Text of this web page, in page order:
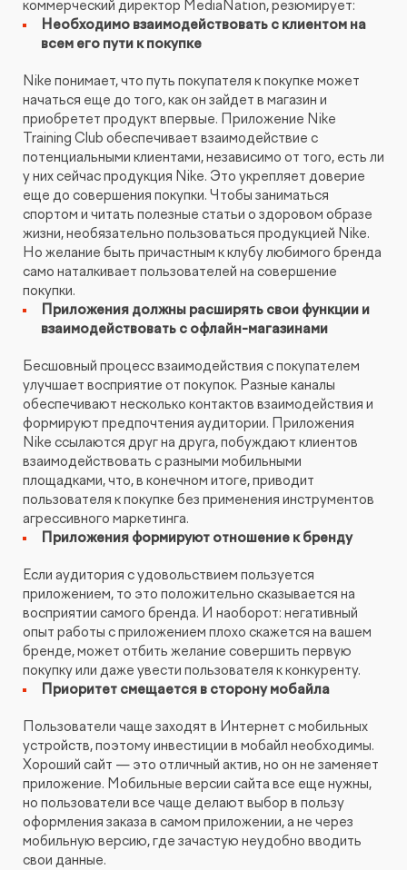
коммерческий директор MediaNation, резюмирует:
Необходимо взаимодействовать с клиентом на
всем его пути к покупке
Nike понимает, что путь покупателя к покупке может
начаться еще до того, как он зайдет в магазин и
приобретет продукт впервые. Приложение Nike
Training Club обеспечивает взаимодействие с
потенциальными клиентами, независимо от того, есть ли
у них сейчас продукция Nike. Это укрепляет доверие
еще до совершения покупки. Чтобы заниматься
спортом и читать полезные статьи о здоровом образе
жизни, необязательно пользоваться продукцией Nike.
Но желание быть причастным к клубу любимого бренда
само наталкивает пользователей на совершение
покупки.
Приложения должны расширять свои функции и
взаимодействовать с офлайн-магазинами
Бесшовный процесс взаимодействия с покупателем
улучшает восприятие от покупок. Разные каналы
обеспечивают несколько контактов взаимодействия и
формируют предпочтения аудитории. Приложения
Nike ссылаются друг на друга, побуждают клиентов
взаимодействовать с разными мобильными
площадками, что, в конечном итоге, приводит
пользователя к покупке без применения инструментов
агрессивного маркетинга.
Приложения формируют отношение к бренду
Если аудитория с удовольствием пользуется
приложением, то это положительно сказывается на
восприятии самого бренда. И наоборот: негативный
опыт работы с приложением плохо скажется на вашем
бренде, может отбить желание совершить первую
покупку или даже увести пользователя к конкуренту.
Приоритет смещается в сторону мобайла
Пользователи чаще заходят в Интернет с мобильных
устройств, поэтому инвестиции в мобайл необходимы.
Хороший сайт — это отличный актив, но он не заменяет
приложение. Мобильные версии сайта все еще нужны,
но пользователи все чаще делают выбор в пользу
оформления заказа в самом приложении, а не через
мобильную версию, где зачастую неудобно вводить
свои данные.